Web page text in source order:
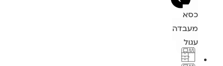
כסא
מעבדה
עגול